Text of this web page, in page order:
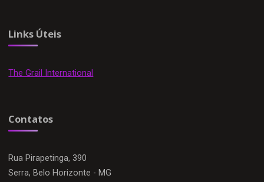
Links Úteis
The Grail International
Contatos
Rua Pirapetinga, 390
Serra, Belo Horizonte - MG